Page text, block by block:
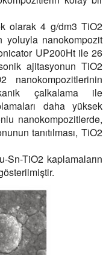
olarak 4 g/dm3 TiO2
yoluyla nanokompozit
UP200Ht ile 26
ajitasyonun TiO2
nanokompozitlerinin
çalkalama ile
daha yüksek
nanokompozitlerde,
tanıtılması, TiO2
TiO2 kaplamaların